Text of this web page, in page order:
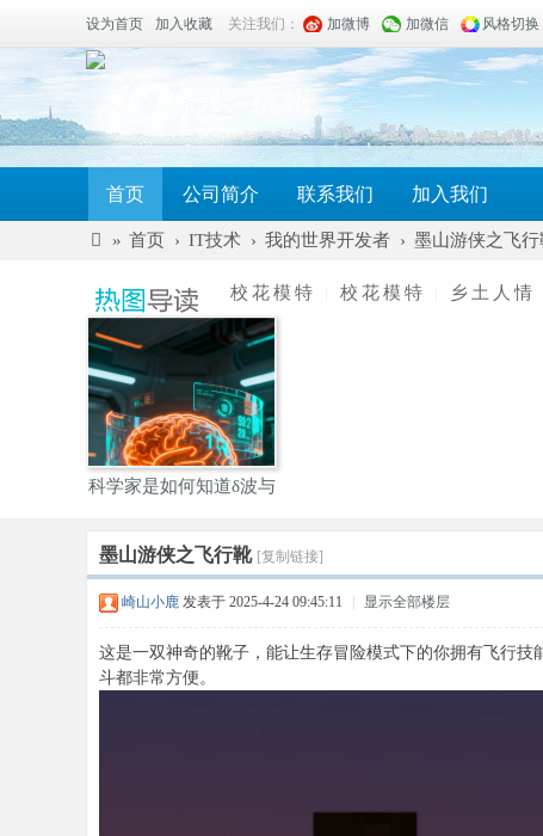
设为首页 加入收藏 关注我们： 加微博 加微信 风格切换
首页 公司简介 联系我们 加入我们
双
石
科
技
» 首页 › IT技术 › 我的世界开发者 › 墨山游侠之飞行
校花模特 校花模特 乡土人情
USBTreeView
墨山游侠之飞行靴 [复制链接]
崎山小鹿 发表于 2025-4-24 09:45:11 显示全部楼层
这是一双神奇的靴子，能让生存冒险模式下的你拥有飞行
斗都非常方便。